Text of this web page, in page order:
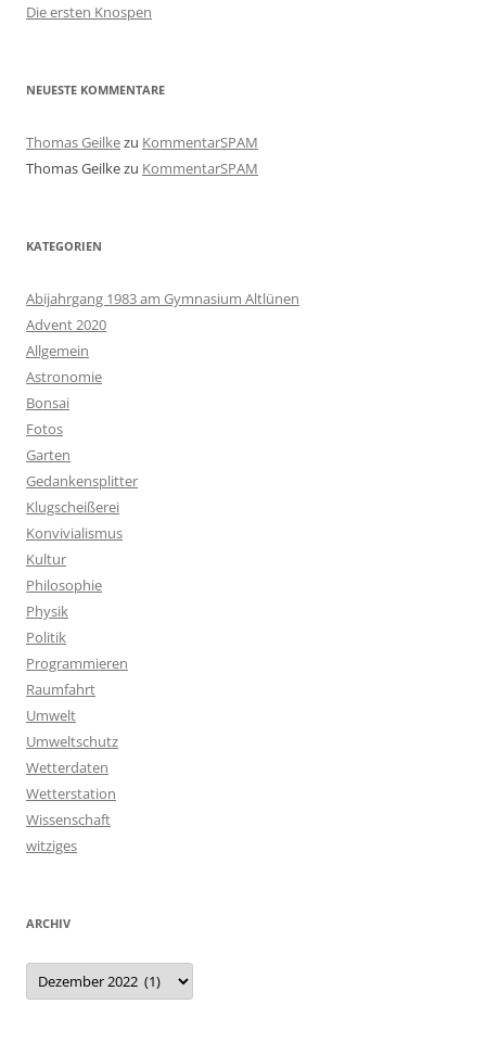
Die ersten Knospen
NEUESTE KOMMENTARE
Thomas Geilkezu KommentarSPAM
Thomas Geilkezu KommentarSPAM
KATEGORIEN
Abijahrgang 1983 am Gymnasium Altlünen
Advent 2020
Allgemein
Astronomie
Bonsai
Fotos
Garten
Gedankensplitter
Klugscheißerei
Konvivialismus
Kultur
Philosophie
Physik
Politik
Programmieren
Raumfahrt
Umwelt
Umweltschutz
Wetterdaten
Wetterstation
Wissenschaft
witziges
ARCHIV
Archiv